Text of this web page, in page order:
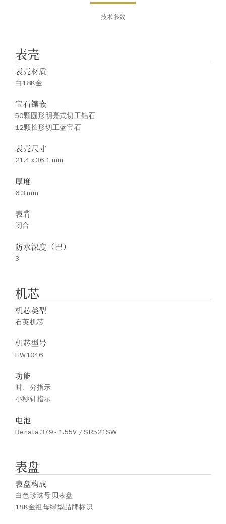
技术参数
表壳
表壳材质
白18K金
宝石镶嵌
50颗圆形明亮式切工钻石
12颗长形切工蓝宝石
表壳尺寸
21.4 x 36.1 mm
厚度
6.3 mm
表背
闭合
防水深度（巴）
3
机芯
机芯类型
石英机芯
机芯型号
HW1046
功能
时、分指示
小秒针指示
电池
Renata 379 - 1.55V / SR521SW
表盘
表盘构成
白色珍珠母贝表盘
18K金祖母绿型品牌标识